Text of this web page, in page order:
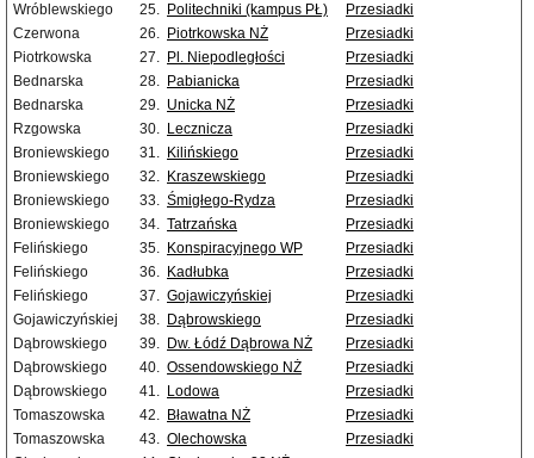
Wróblewskiego
25. Politechniki (kampus PŁ)
Przesiadki
Czerwona
26. Piotrkowska NŻ
Przesiadki
Piotrkowska
27. Pl. Niepodległości
Przesiadki
Bednarska
28. Pabianicka
Przesiadki
Bednarska
29. Unicka NŻ
Przesiadki
Rzgowska
30. Lecznicza
Przesiadki
Broniewskiego
31. Kilińskiego
Przesiadki
Broniewskiego
32. Kraszewskiego
Przesiadki
Broniewskiego
33. Śmigłego-Rydza
Przesiadki
Broniewskiego
34. Tatrzańska
Przesiadki
Felińskiego
35. Konspiracyjnego WP
Przesiadki
Felińskiego
36. Kadłubka
Przesiadki
Felińskiego
37. Gojawiczyńskiej
Przesiadki
Gojawiczyńskiej
38. Dąbrowskiego
Przesiadki
Dąbrowskiego
39. Dw. Łódź Dąbrowa NŻ
Przesiadki
Dąbrowskiego
40. Ossendowskiego NŻ
Przesiadki
Dąbrowskiego
41. Lodowa
Przesiadki
Tomaszowska
42. Bławatna NŻ
Przesiadki
Tomaszowska
43. Olechowska
Przesiadki